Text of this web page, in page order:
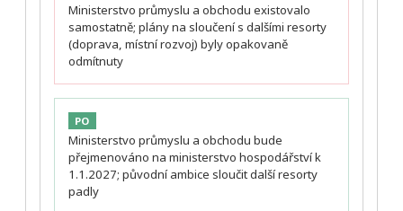
Ministerstvo průmyslu a obchodu existovalo
samostatně; plány na sloučení s dalšími resorty
(doprava, místní rozvoj) byly opakovaně
odmítnuty
PO
Ministerstvo průmyslu a obchodu bude
přejmenováno na ministerstvo hospodářství k
1.1.2027; původní ambice sloučit další resorty
padly